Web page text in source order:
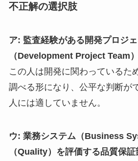
不正解の選択肢
ア: 監査経験がある開発プロジ
（Development Project Team
この人は開発に関わっているた
調べる形になり、公平な判断が
人には適していません。
ウ: 業務システム（Business
（Quality）を評価する品質保